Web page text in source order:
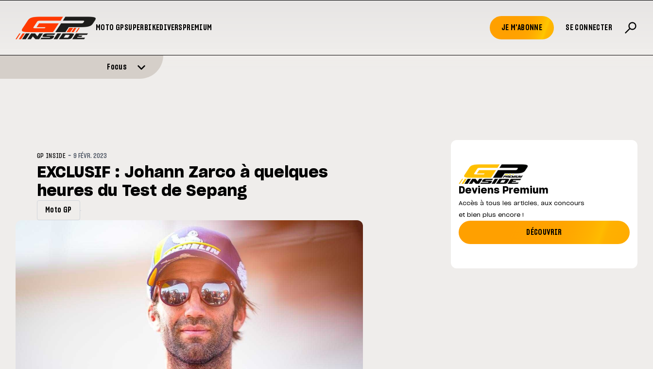
MOTO GPSUPERBIKEDIVERS PREMIUM JE M'ABONNE SE CONNECTER
Silverstone : Horaires et Programme du GP de
Grande-Bretagne
MOTO GP
Zarco évite l'opération et vise un retour en
septembre
MotoGP : les cinq constructeurs signent un
Focus
GP INSIDE -9 FÉVR. 2023
EXCLUSIF : Johann Zarco à quelques
heures du Test de Sepang
Moto GP
Deviens Premium
Accès à tous les articles, aux concours
et bien plus encore !
DÉCOUVRIR